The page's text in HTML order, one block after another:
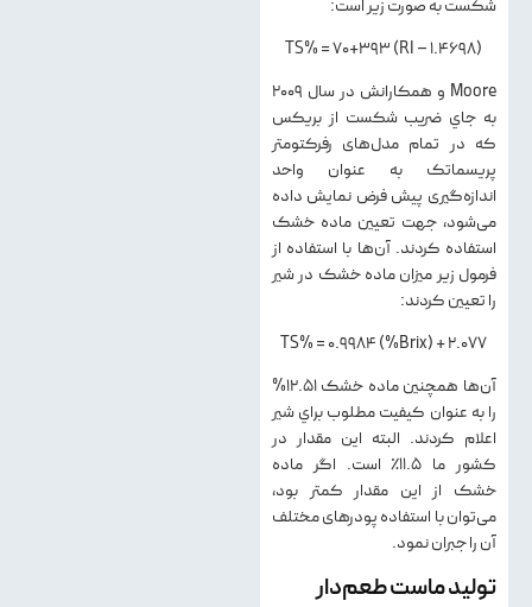
شکست به صورت زیر است:
TS% = 70+393 (RI – 1.4698)
Moore و همكارانش در سال 2009
به جاي ضريب شكست از بريكس
كه در تمام مدل‌های رفركتومتر
پريسماتك به عنوان واحد
اندازه‌گيری پيش فرض نمايش داده
می‌شود، جهت تعيين ماده خشك
استفاده كردند. آن‌ها با استفاده از
فرمول زير ميزان ماده خشك در شير
را تعيين كردند:
TS% = 0.9984 (%Brix) + 2.077
آن‌ها همچنین ماده خشك 12.51%
را به عنوان كيفيت مطلوب براي شير
اعلام کردند. البته این مقدار در
کشور ما ۱۱.۵٪ است. اگر ماده
خشك از اين مقدار كمتر بود،
می‌توان با استفاده پودرهای مختلف
آن را جبران نمود.
تولید ماست طعم‌دار